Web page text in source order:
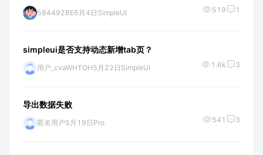
584492BE6月4日 SimpleUI 519 1
simpleui是否支持动态新增tab页？
用户_cvaWHTOH5月22日 SimpleUI 1.6k 3
导出数据失败
匿名用户5月19日 Pro 541 3